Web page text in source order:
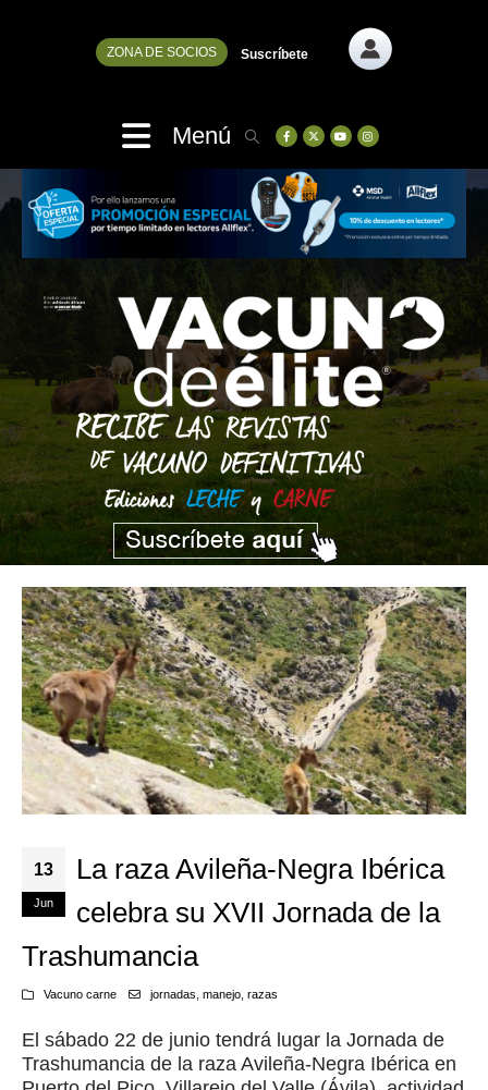
ZONA DE SOCIOS Suscríbete
Menú
13
Jun
La raza Avileña-Negra Ibérica
celebra su XVII Jornada de la
Trashumancia
Vacuno carne jornadas, manejo, razas
El sábado 22 de junio tendrá lugar la Jornada de
Trashumancia de la raza Avileña-Negra Ibérica en